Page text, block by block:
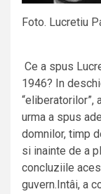
Foto. Lucretiu
Ce a spus
1946? In
“eliberatorilor”,
urma a spus
domnilor, timp
si inainte de a
concluziile
guvern.Intâi, a